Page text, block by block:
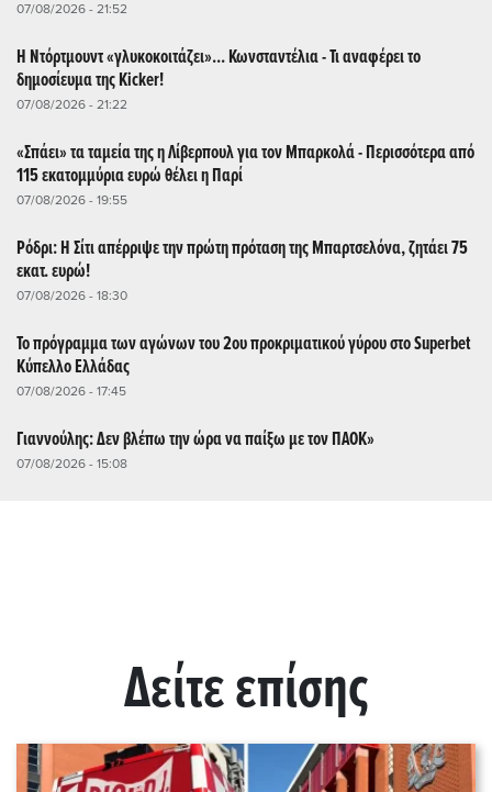
07/08/2026 - 21:52
Η Ντόρτμουντ «γλυκοκοιτάζει»... Κωνσταντέλια - Τι αναφέρει το
δημοσίευμα της Kicker!
07/08/2026 - 21:22
«Σπάει» τα ταμεία της η Λίβερπουλ για τον Μπαρκολά - Περισσότερα από
115 εκατομμύρια ευρώ θέλει η Παρί
07/08/2026 - 19:55
Ρόδρι: Η Σίτι απέρριψε την πρώτη πρόταση της Μπαρτσελόνα, ζητάει 75
εκατ. ευρώ!
07/08/2026 - 18:30
Το πρόγραμμα των αγώνων του 2ου προκριματικού γύρου στο Superbet
Κύπελλο Ελλάδας
07/08/2026 - 17:45
Γιαννούλης: Δεν βλέπω την ώρα να παίξω με τον ΠΑΟΚ»
07/08/2026 - 15:08
Δείτε επίσης